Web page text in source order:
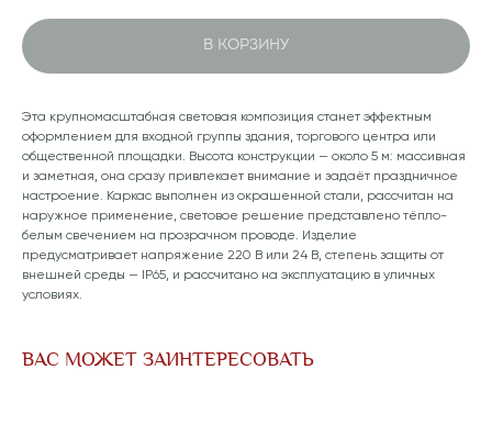
В КОРЗИНУ
Эта крупномасштабная световая композиция станет эффектным
оформлением для входной группы здания, торгового центра или
общественной площадки. Высота конструкции — около 5 м: массивная
и заметная, она сразу привлекает внимание и задаёт праздничное
настроение. Каркас выполнен из окрашенной стали, рассчитан на
наружное применение, световое решение представлено тёпло-
белым свечением на прозрачном проводе. Изделие
предусматривает напряжение 220 В или 24 В, степень защиты от
внешней среды — IP65, и рассчитано на эксплуатацию в уличных
условиях.
ВАС МОЖЕТ ЗАИНТЕРЕСОВАТЬ